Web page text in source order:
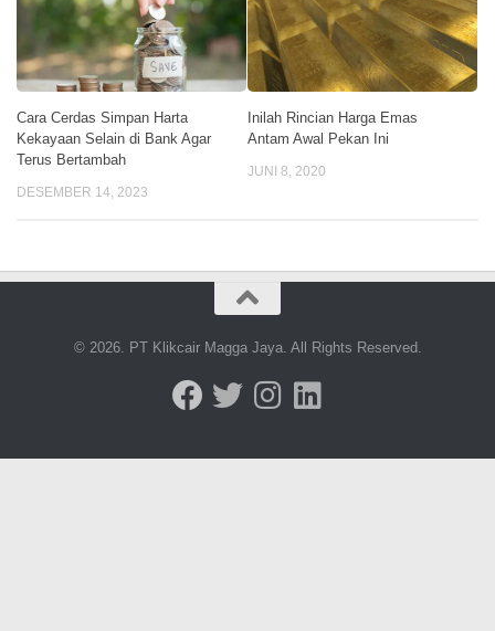
Cara Cerdas Simpan Harta
Kekayaan Selain di Bank Agar
Terus Bertambah
DESEMBER 14, 2023
Inilah Rincian Harga Emas
Antam Awal Pekan Ini
JUNI 8, 2020
© 2026. PT Klikcair Magga Jaya. All Rights Reserved.